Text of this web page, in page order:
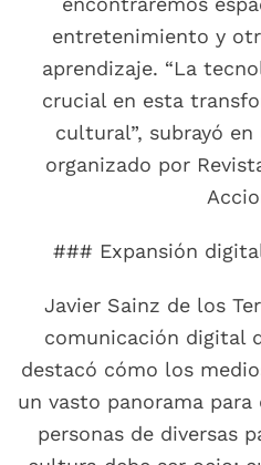
entretenimiento y
aprendizaje. “La
crucial en esta
cultural”, subrayó
organizado por
### Expansión
Javier Sainz de los
comunicación digital
destacó cómo los
un vasto panorama
personas de diversas